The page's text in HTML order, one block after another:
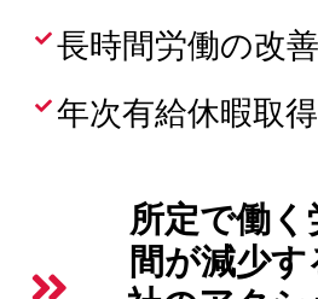
長時間労働の改善
年次有給休暇取
所定で働く
間が減少